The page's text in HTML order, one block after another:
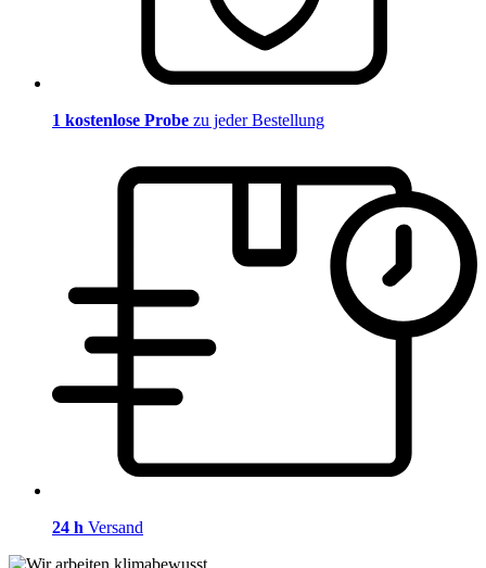
1 kostenlose Probe zu jeder Bestellung
24 h Versand